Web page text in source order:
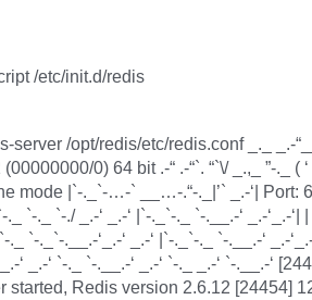
/etc/init.d/redis
server /opt/redis/etc/redis.conf _._ _.-
0) 64 bit .-“ .-“`. “`\/ _.,_ ”-._ (
mode |`-._`-…-` __…-.“-._|’` _.-‘| Port:
`-._ `-./ _.-‘ _.-‘ |`-._`-._ `-.__.-‘ _.-‘_.-‘|
._ `-._`-.__.-‘_.-‘ _.-‘ |`-._`-._ `-.__.-‘ _.-
‘ _.-‘ `-._ `-.__.-‘ _.-‘ `-._ _.-‘ `-.__.-‘
started, Redis version 2.6.12 [24454]